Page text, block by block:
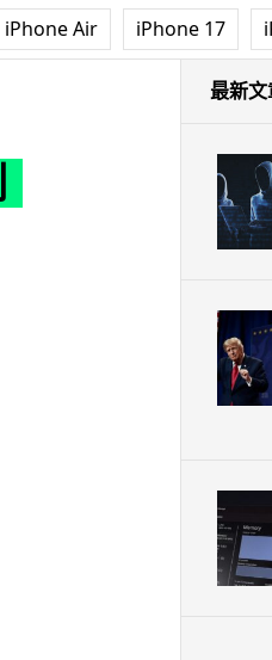
iPhone Air iPhone 17
最新文